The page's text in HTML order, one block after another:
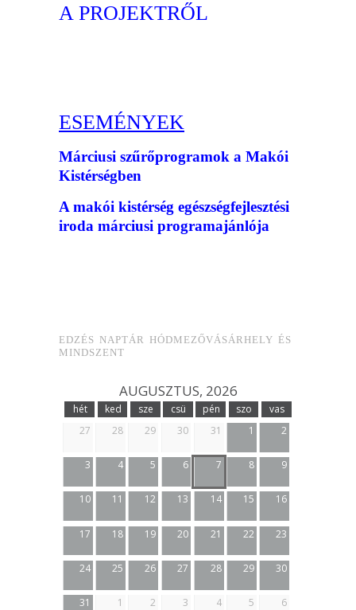
A PROJEKTRŐL
ESEMÉNYEK
Márciusi szűrőprogramok a Makói
Kistérségben
A makói kistérség egészségfejlesztési
iroda márciusi programajánlója
EDZÉS NAPTÁR HÓDMEZŐVÁSÁRHELY ÉS
MINDSZENT
AUGUSZTUS, 2026
hét ked sze csü pén szo
vas
27
28 29 30 31 1 2
3 4 5 6 7 8 9
10 11 12 13 14 15 16
17 18 19 20 21 22 23
24 25 26 27 28 29 30
31 1 2 3 4 5 6